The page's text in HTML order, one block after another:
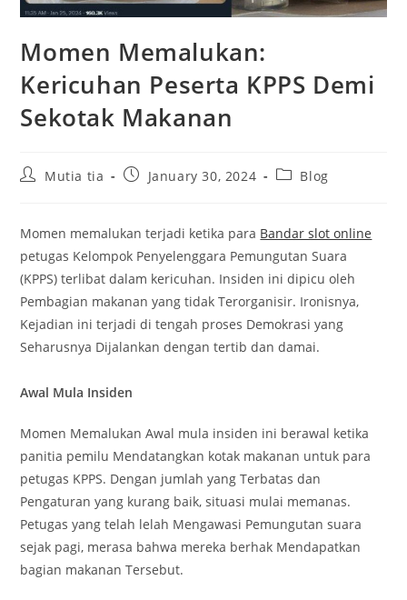
Momen Memalukan:
Kericuhan Peserta KPPS Demi
Sekotak Makanan
PostMutia tia
PostJanuary 30, 2024
PostBlog
Momen memalukan terjadi ketika para Bandar slot online
petugas Kelompok Penyelenggara Pemungutan Suara
(KPPS) terlibat dalam kericuhan. Insiden ini dipicu oleh
Pembagian makanan yang tidak Terorganisir. Ironisnya,
Kejadian ini terjadi di tengah proses Demokrasi yang
Seharusnya Dijalankan dengan tertib dan damai.
Awal Mula Insiden
Momen Memalukan Awal mula insiden ini berawal ketika
panitia pemilu Mendatangkan kotak makanan untuk para
petugas KPPS. Dengan jumlah yang Terbatas dan
Pengaturan yang kurang baik, situasi mulai memanas.
Petugas yang telah lelah Mengawasi Pemungutan suara
sejak pagi, merasa bahwa mereka berhak Mendapatkan
bagian makanan Tersebut.